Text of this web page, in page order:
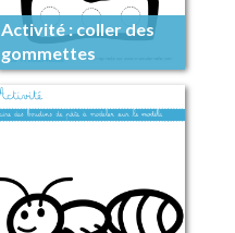
Activité : coller des
gommettes